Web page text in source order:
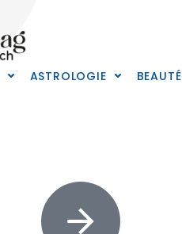
ASTROLOGIE BEAUTÉ